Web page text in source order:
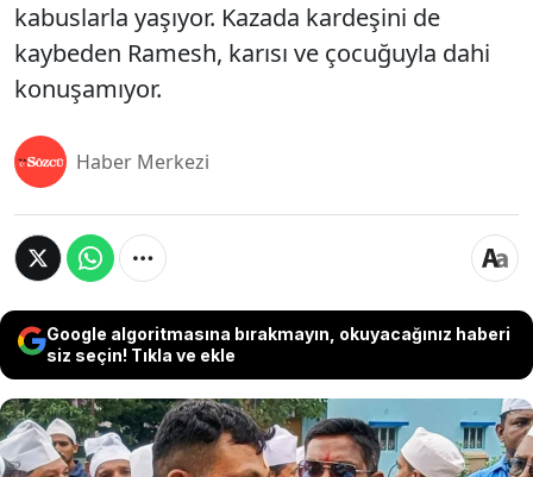
kabuslarla yaşıyor. Kazada kardeşini de
kaybeden Ramesh, karısı ve çocuğuyla dahi
konuşamıyor.
Haber Merkezi
Google algoritmasına bırakmayın, okuyacağınız haberi
siz seçin! Tıkla ve ekle
Hindistan'da haziran ayında düşen ve 260 kişinin